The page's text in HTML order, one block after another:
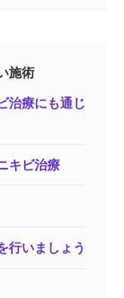
施術
治療にも通じ
キビ治療
行いましょう